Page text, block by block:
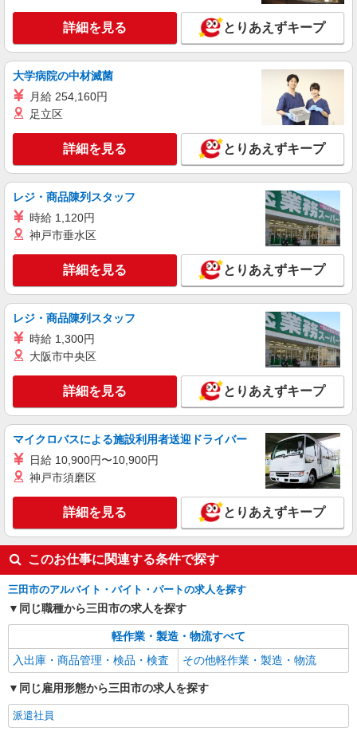
キープ 詳細を見る
UTエージェント株式会社 AGT関西第二CU AGT三田エリア ML三輪CL
《Jebg1C》
NEW
月給：213,000円〜 月収例：242,000円(月給＋
各種手当)
兵庫県三田市 勤務詳細：三田市 通勤方法：徒
歩/車/自転車/バス/電車/バイク 最寄り駅：三田駅
から徒歩8分・車2分 ※構内の（無料）駐車場利用
OK
キープ 詳細を見る
UTエージェント株式会社 AGT関西第二CU AGT三田エリア ASテクノ
CL 《JRAR1-DC》
NEW
製造・ライン作業
時給：1,300円〜 月収例：182,000円（時給
×7H実働×20日稼働＋各種手当） ※基本残業なし
兵庫県三田市 勤務詳細：三田市 通勤方法：徒
歩/車/自転車/バス/電車/バイク 最寄り駅：相野駅
から車6分 ※新三田駅から公共バスあり
キープ 詳細を見る
正社員
UTエージェント株式会社 AGT関西第二CU AGT三田エリア NP下内神
CL 《Jaul1-DC》
NEW
時給：1,370円〜 月収例：222,000円（時給
×7.45H実働×20日稼働＋各種手当）
兵庫県三田市 勤務詳細：三田市 通勤方法：車/
自転車/バイク 最寄り駅：広野駅から車3分 ※将来
的に勤務場所が加東市に変更となる予定です。 ※
新三田駅から無料送迎バスあり ※三田駅から車15
分 ※構内の（無料）駐車場利用OK
キープ 詳細を見る
詳細を見る とりあえずキープ
大学病院の中材滅菌
月給 254,160円
足立区
詳細を見る とりあえずキープ
レジ・商品陳列スタッフ
時給 1,120円
神戸市垂水区
詳細を見る とりあえずキープ
レジ・商品陳列スタッフ
時給 1,300円
大阪市中央区
詳細を見る とりあえずキープ
マイクロバスによる施設利用者送迎ドライバー
日給 10,900円〜10,900円
神戸市須磨区
詳細を見る とりあえずキープ
このお仕事に関連する条件で探す
三田市のアルバイト・バイト・パートの求人を探す
同じ職種から三田市の求人を探す
軽作業・製造・物流すべて
入出庫・商品管理・検品・検査
その他軽作業・製造・物流
同じ雇用形態から三田市の求人を探す
派遣社員